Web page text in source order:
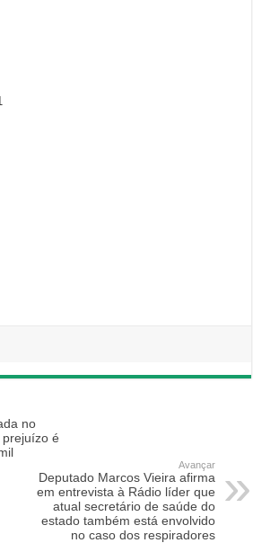
no
é
Avançar
Deputado Marcos Vieira afirma
em entrevista à Rádio líder que
atual secretário de saúde do
estado também está envolvido
no caso dos respiradores